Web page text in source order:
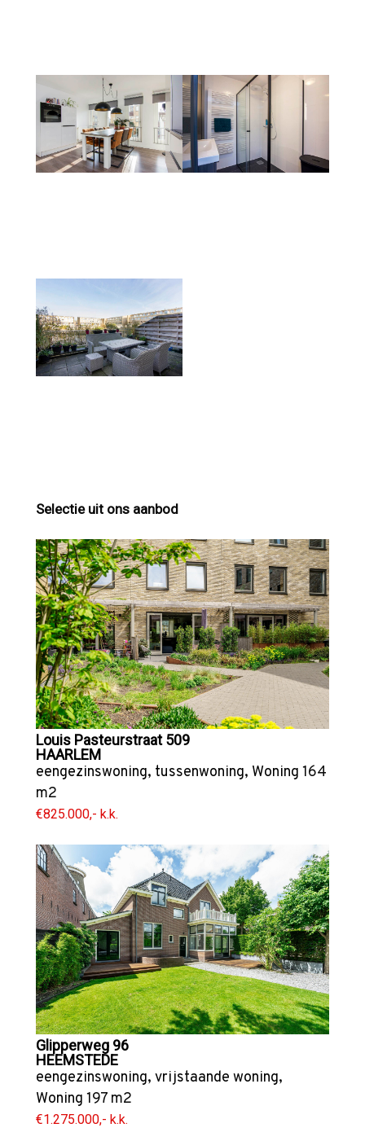
Selectie uit ons aanbod
Louis Pasteurstraat 509
HAARLEM
eengezinswoning, tussenwoning, Woning 164
m2
€825.000,- k.k.
Glipperweg 96
HEEMSTEDE
eengezinswoning, vrijstaande woning,
Woning 197 m2
€1.275.000,- k.k.